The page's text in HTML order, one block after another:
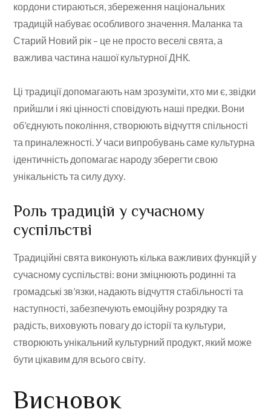
кордони стираються, збереження національних
традицій набуває особливого значення. Маланка та
Старий Новий рік – це не просто веселі свята, а
важлива частина нашої культурної ДНК.
Ці традиції допомагають нам зрозуміти, хто ми є, звідки
прийшли і які цінності сповідують наші предки. Вони
об’єднують покоління, створюють відчуття спільності
та приналежності. У часи випробувань саме культурна
ідентичність допомагає народу зберегти свою
унікальність та силу духу.
Роль традицій у сучасному
суспільстві
Традиційні свята виконують кілька важливих функцій у
сучасному суспільстві: вони зміцнюють родинні та
громадські зв’язки, надають відчуття стабільності та
наступності, забезпечують емоційну розрядку та
радість, виховують повагу до історії та культури,
створюють унікальний культурний продукт, який може
бути цікавим для всього світу.
Висновок